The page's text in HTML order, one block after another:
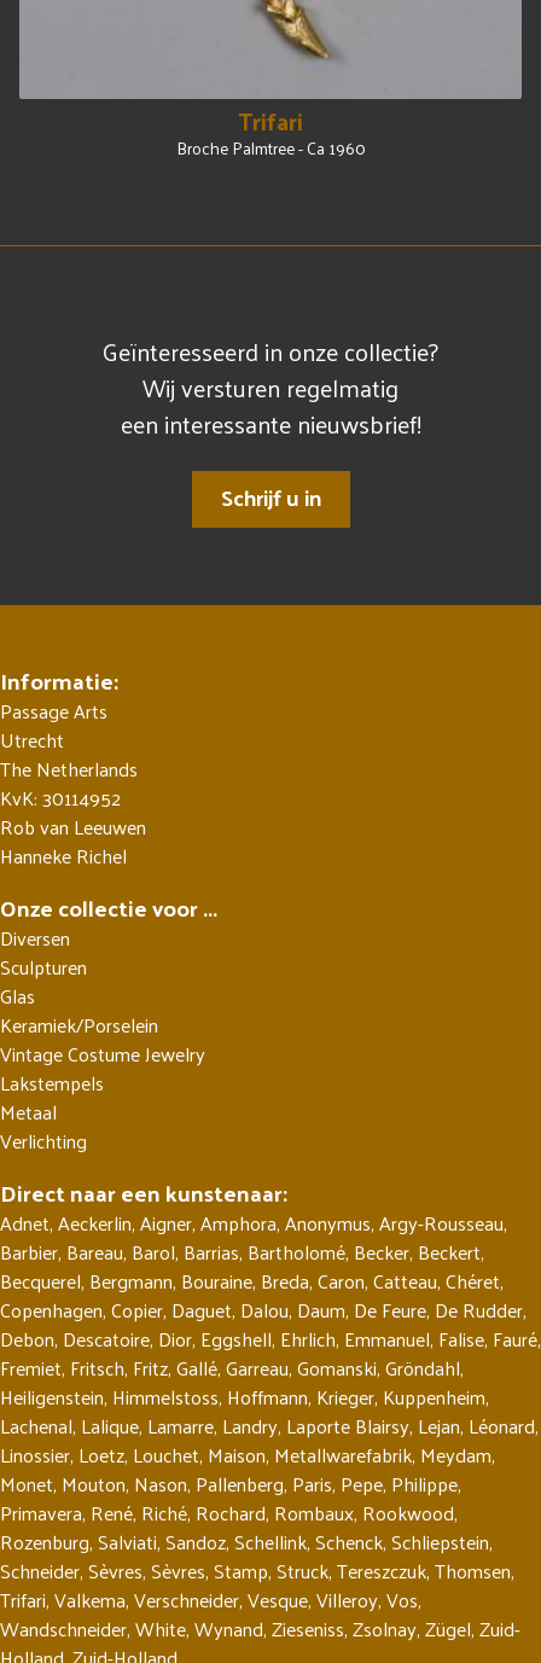
Trifari
Broche Palmtree - Ca 1960
Geïnteresseerd in onze collectie?
Wij versturen regelmatig
een interessante nieuwsbrief!
Schrijf u in
Informatie:
Passage Arts
Utrecht
The Netherlands
KvK: 30114952
Rob van Leeuwen
Hanneke Richel
Onze collectie voor ...
Diversen
Sculpturen
Glas
Keramiek/Porselein
Vintage Costume Jewelry
Lakstempels
Metaal
Verlichting
Direct naar een kunstenaar:
Adnet,Aeckerlin,Aigner,Amphora,Anonymus,Argy-Rousseau,
Barbier, Bareau, Barol, Barrias, Bartholomé, Becker, Beckert,
Becquerel, Bergmann, Bouraine, Breda,Caron,Catteau,Chéret,
Copenhagen,Copier, Daguet, Dalou, Daum, De Feure, De Rudder,
Debon, Descatoire, Dior, Eggshell, Ehrlich, Emmanuel, Falise, Fauré,
Fremiet, Fritsch, Fritz,Gallé,Garreau,Gomanski,Gröndahl,
Heiligenstein, Himmelstoss, Hoffmann, Krieger, Kuppenheim,
Lachenal, Lalique, Lamarre, Landry, Laporte Blairsy, Lejan, Léonard,
Linossier, Loetz, Louchet, Maison, Metallwarefabrik, Meydam,
Monet, Mouton, Nason, Pallenberg, Paris, Pepe, Philippe,
Primavera, René, Riché, Rochard, Rombaux, Rookwood,
Rozenburg,Salviati,Sandoz,Schellink,Schenck,Schliepstein,
Schneider,Sèvres,Sèvres,Stamp,Struck,Tereszczuk,Thomsen,
Trifari,Valkema,Verschneider,Vesque,Villeroy,Vos,
Wandschneider,White,Wynand,Zieseniss,Zsolnay,Zügel,Zuid-